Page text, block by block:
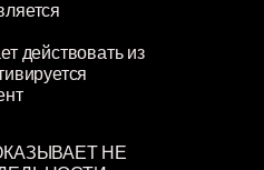
действовать из
НЕ